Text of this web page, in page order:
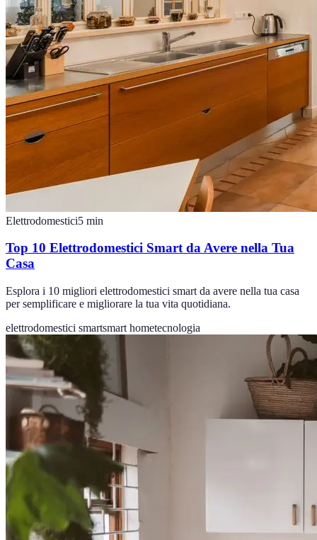
Elettrodomestici5 min
Top 10 Elettrodomestici Smart da Avere nella Tua
Casa
Esplora i 10 migliori elettrodomestici smart da avere nella tua casa
per semplificare e migliorare la tua vita quotidiana.
elettrodomestici smartsmart hometecnologia